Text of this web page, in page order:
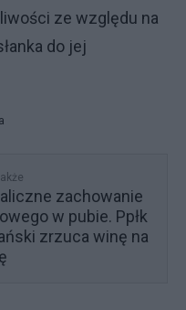
ze względu na
do jej
zachowanie
w pubie. Ppłk
zrzuca winę na